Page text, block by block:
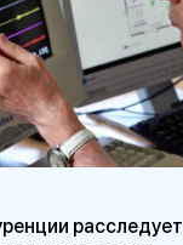
расследует